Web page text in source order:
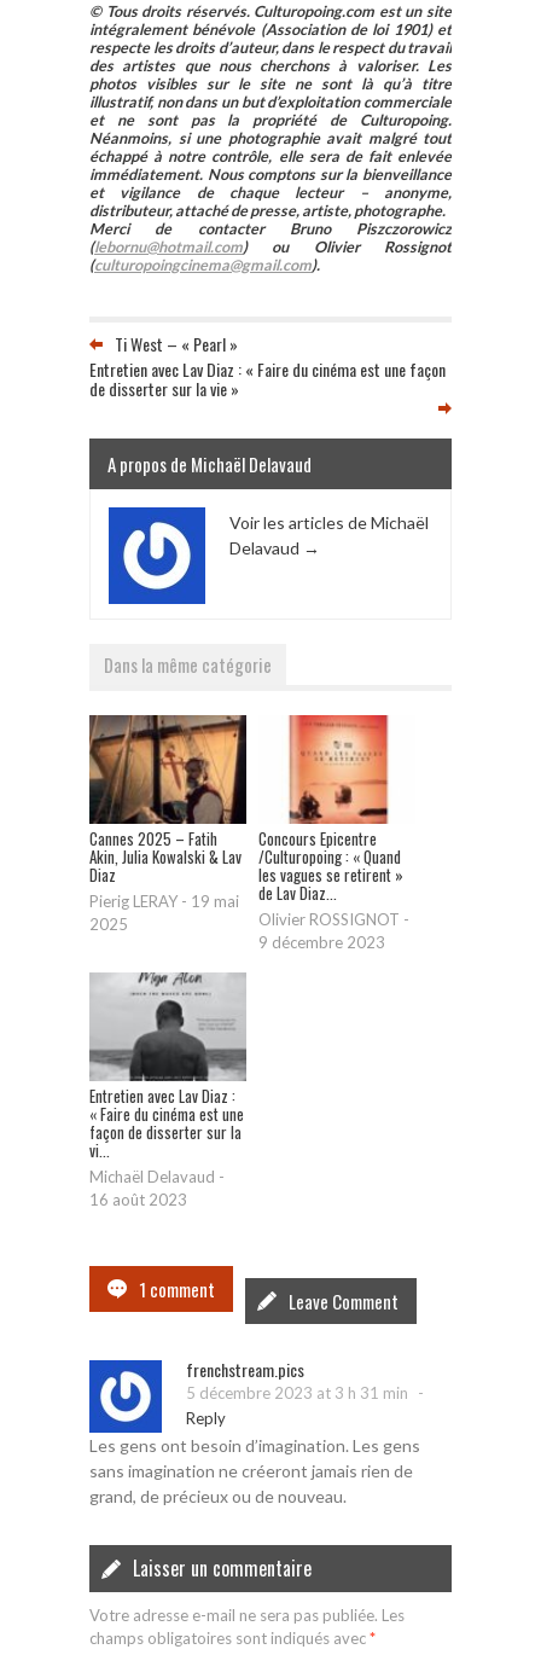
© Tous droits réservés. Culturopoing.com est un site
intégralement bénévole (Association de loi 1901) et
respecte les droits d’auteur, dans le respect du travail
des artistes que nous cherchons à valoriser. Les
photos visibles sur le site ne sont là qu’à titre
illustratif, non dans un but d’exploitation commerciale
et ne sont pas la propriété de Culturopoing.
Néanmoins, si une photographie avait malgré tout
échappé à notre contrôle, elle sera de fait enlevée
immédiatement. Nous comptons sur la bienveillance
et vigilance de chaque lecteur – anonyme,
distributeur, attaché de presse, artiste, photographe.
Merci de contacter Bruno Piszczorowicz
(lebornu@hotmail.com) ou Olivier Rossignot
(culturopoingcinema@gmail.com).
Ti West – « Pearl »
Entretien avec Lav Diaz : « Faire du cinéma est une façon
de disserter sur la vie »
A propos de Michaël Delavaud
Voir les articles de Michaël
Delavaud →
Dans la même catégorie
Cannes 2025 – Fatih
Akin, Julia Kowalski & Lav
Diaz
Pierig LERAY - 19 mai
2025
Concours Epicentre
/Culturopoing : « Quand
les vagues se retirent »
de Lav Diaz...
Olivier ROSSIGNOT -
9 décembre 2023
Entretien avec Lav Diaz :
« Faire du cinéma est une
façon de disserter sur la
vi...
Michaël Delavaud -
16 août 2023
1 comment Leave Comment
frenchstream.pics
5 décembre 2023 at 3 h 31 min -
Reply
Les gens ont besoin d’imagination. Les gens
sans imagination ne créeront jamais rien de
grand, de précieux ou de nouveau.
Laisser un commentaire
Votre adresse e-mail ne sera pas publiée. Les
champs obligatoires sont indiqués avec*